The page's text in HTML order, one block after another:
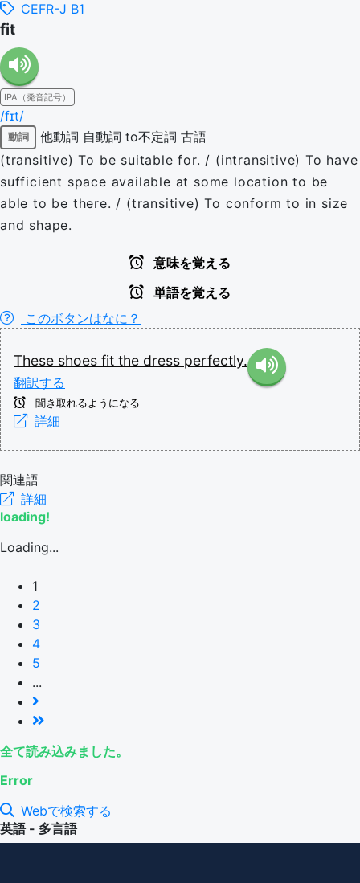
CEFR-J B1
fit
IPA（発音記号）
/fɪt/
動詞 他動詞 自動詞 to不定詞 古語
(transitive) To be suitable for. / (intransitive) To have
sufficient space available at some location to be
able to be there. / (transitive) To conform to in size
and shape.
意味を覚える
単語を覚える
このボタンはなに？
These shoes fit the dress perfectly.
翻訳する
聞き取れるようになる
詳細
関連語
詳細
loading!
Loading...
1
2
3
4
5
...
全て読み込みました。
Error
Webで検索する
英語 - 多言語